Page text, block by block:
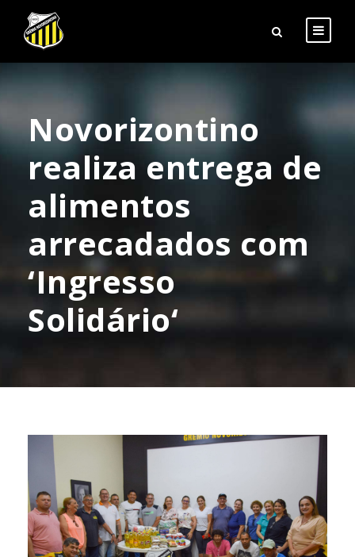
Novorizontino
realiza entrega de
alimentos
arrecadados com
‘Ingresso
Solidário‘